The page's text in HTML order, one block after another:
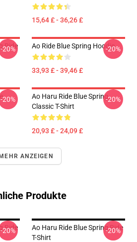
15,64 £ - 36,26 £
Ride
-20% Ao Ride Blue Spring Hoodie
33,93 £ - 39,46 £
-20%
-20%
Ao Haru Ride Blue Spring
Classic T-Shirt
20,93 £ - 24,09 £
-20%
MEHR ANZEIGEN
Produkte
Ride
-20%
Ao Haru Ride Blue Spring Ride
T-Shirt
-20%